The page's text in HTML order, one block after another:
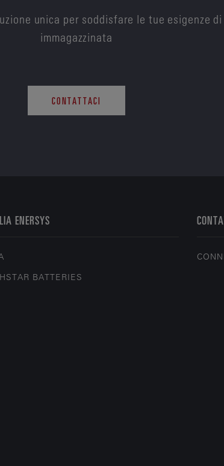
unica per soddisfare le tue esigenze
immagazzinata
CONTATTACI
ENERSYS
BATTERIES